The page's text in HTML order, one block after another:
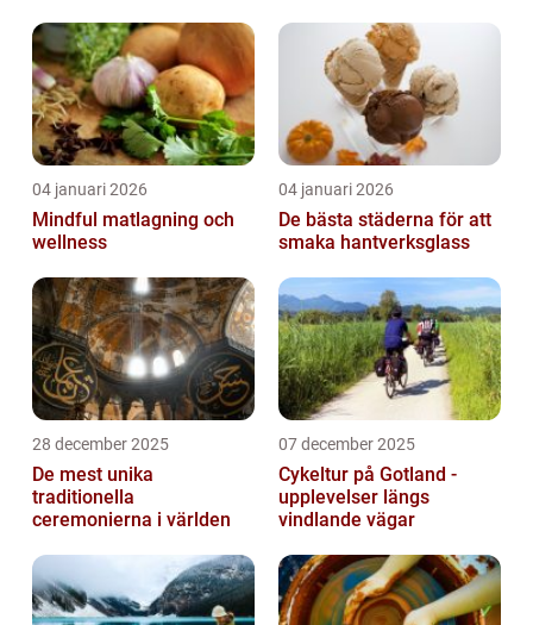
04 januari 2026
Mindful matlagning och
wellness
04 januari 2026
De bästa städerna för att
smaka hantverksglass
28 december 2025
De mest unika
traditionella
ceremonierna i världen
07 december 2025
Cykeltur på Gotland -
upplevelser längs
vindlande vägar